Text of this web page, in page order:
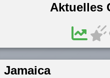
Aktuelles
Jamaica